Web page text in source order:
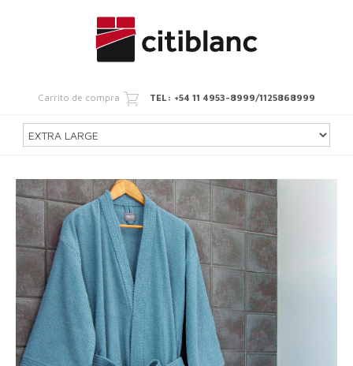
Carrito de compra TEL: +54 11 4953-8999/1125868999